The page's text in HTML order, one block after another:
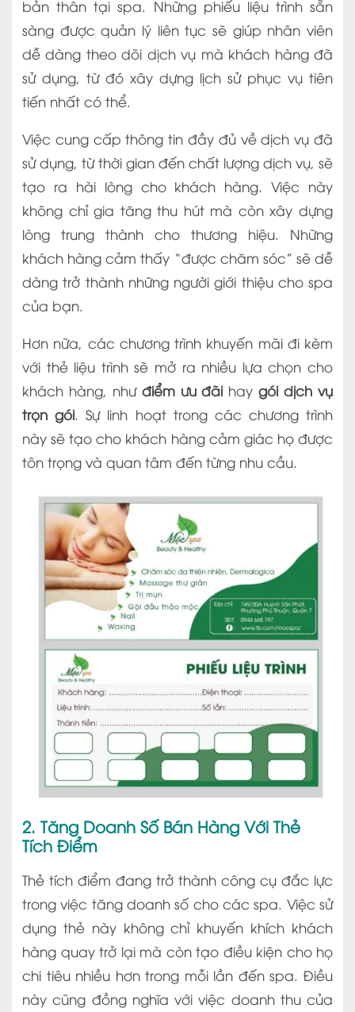
bản thân tại spa. Những phiếu liệu trình sẵn
sàng được quản lý liên tục sẽ giúp nhân viên
dễ dàng theo dõi dịch vụ mà khách hàng đã
sử dụng, từ đó xây dựng lịch sử phục vụ tiên
tiến nhất có thể.
Việc cung cấp thông tin đầy đủ về dịch vụ đã
sử dụng, từ thời gian đến chất lượng dịch vụ, sẽ
tạo ra hài lòng cho khách hàng. Việc này
không chỉ gia tăng thu hút mà còn xây dựng
lòng trung thành cho thương hiệu. Những
khách hàng cảm thấy “được chăm sóc” sẽ dễ
dàng trở thành những người giới thiệu cho spa
của bạn.
Hơn nữa, các chương trình khuyến mãi đi kèm
với thẻ liệu trình sẽ mở ra nhiều lựa chọn cho
khách hàng, như điểm ưu đãi haygói dịch vụ
trọn gói. Sự linh hoạt trong các chương trình
này sẽ tạo cho khách hàng cảm giác họ được
tôn trọng và quan tâm đến từng nhu cầu.
2. Tăng Doanh Số Bán Hàng Với Thẻ
Tích Điểm
Thẻ tích điểm đang trở thành công cụ đắc lực
trong việc tăng doanh số cho các spa. Việc sử
dụng thẻ này không chỉ khuyến khích khách
hàng quay trở lại mà còn tạo điều kiện cho họ
chi tiêu nhiều hơn trong mỗi lần đến spa. Điều
này cũng đồng nghĩa với việc doanh thu của